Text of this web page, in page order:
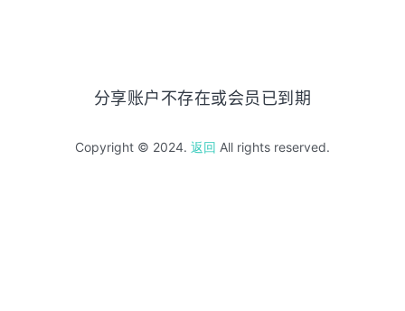
分享账户不存在或会员已到期
Copyright © 2024. 返回 All rights reserved.